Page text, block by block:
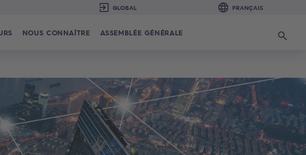
NOUS CONNAÎTRE ASSEMBLÉE GÉNÉRALE